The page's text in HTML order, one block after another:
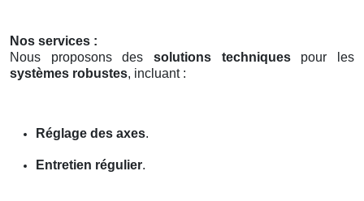
Nos services :
Nous proposons des solutions techniquespour les
systèmes robustes, incluant :
Réglage des axes.
Entretien régulier.